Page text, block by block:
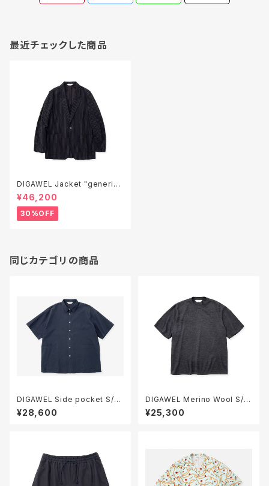
最近チェックした商品
DIGAWEL Jacket "generic"
( garment wash )
¥46,200
30%OFF
同じカテゴリの商品
DIGAWEL Side pocket S/S
shirt
¥28,600
DIGAWEL Merino Wool S/S
T-shirt
¥25,300